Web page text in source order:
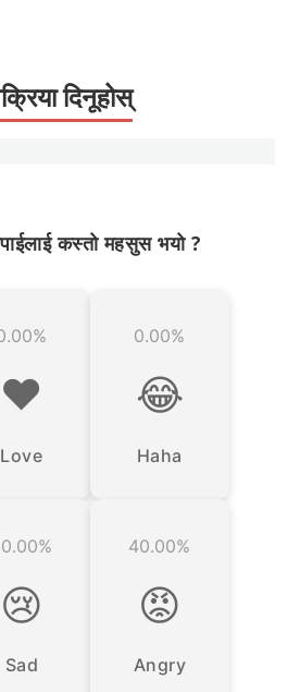
दिनूहोस्
कस्तो महसुस भयो ?
❤️
Love
0.00%
😂
Haha
😢
Sad
40.00%
😡
Angry